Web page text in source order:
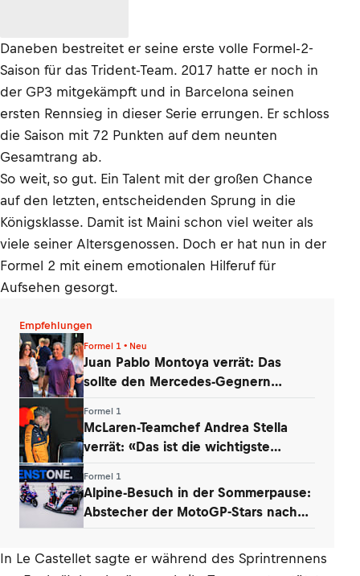
Daneben bestreitet er seine erste volle Formel-2-
Saison für das Trident-Team. 2017 hatte er noch in
der GP3 mitgekämpft und in Barcelona seinen
ersten Rennsieg in dieser Serie errungen. Er schloss
die Saison mit 72 Punkten auf dem neunten
Gesamtrang ab.
So weit, so gut. Ein Talent mit der großen Chance
auf den letzten, entscheidenden Sprung in die
Königsklasse. Damit ist Maini schon viel weiter als
viele seiner Altersgenossen. Doch er hat nun in der
Formel 2 mit einem emotionalen Hilferuf für
Aufsehen gesorgt.
Empfehlungen
Formel 1 • Neu
Juan Pablo Montoya verrät: Das
sollte den Mercedes-Gegnern
Formel 1
McLaren-Teamchef Andrea Stella
verrät: «Das ist die wichtigste
Formel 1
Alpine-Besuch in der Sommerpause:
Abstecher der MotoGP-Stars nach
In Le Castellet sagte er während des Sprintrennens